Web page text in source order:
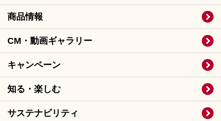
商品情報
CM・動画ギャラリー
キャンペーン
知る・楽しむ
サステナビリティ